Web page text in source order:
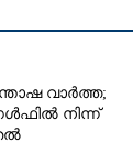
വാർത്ത;
നിന്ന്